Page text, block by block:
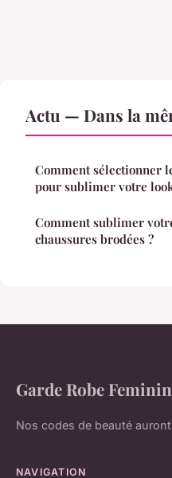
Actu — Dans la
Comment sélectionner
pour sublimer votre
Comment sublimer
chaussures brodées ?
Garde Robe
Nos codes de beauté
NAVIGATION